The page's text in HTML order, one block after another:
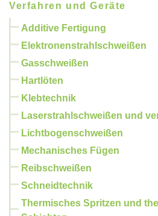
Verfahren und Geräte
Additive Fertigung
Elektronenstrahlschweißen
Gasschweißen
Hartlöten
Klebtechnik
Laserstrahlschweißen und
Lichtbogenschweißen
Mechanisches Fügen
Reibschweißen
Schneidtechnik
Thermisches Spritzen und